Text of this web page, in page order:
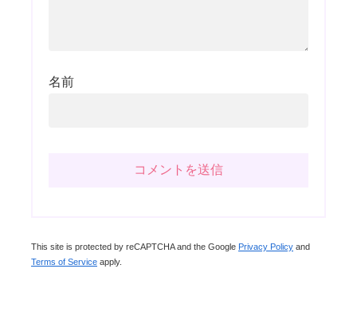
名前
This site is protected by reCAPTCHA and the Google Privacy Policy and
Terms of Service apply.